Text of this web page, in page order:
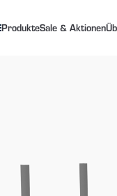
ProdukteSale & Aktionen